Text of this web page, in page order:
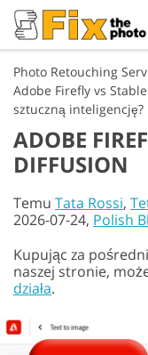
Photo Retouching
Adobe Firefly vs
sztuczną inteligencję?
ADOBE
DIFFUSION
Temu Tata Rossi,
2026-07-24, Polish
Kupując za
naszej stronie,
działa.